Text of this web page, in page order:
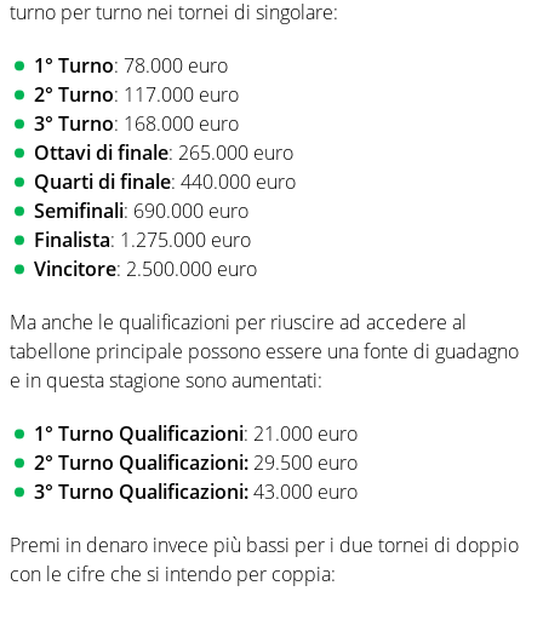
turno per turno nei tornei di singolare:
1° Turno: 78.000 euro
2° Turno: 117.000 euro
3° Turno: 168.000 euro
Ottavi di finale: 265.000 euro
Quarti di finale: 440.000 euro
Semifinali: 690.000 euro
Finalista: 1.275.000 euro
Vincitore: 2.500.000 euro
Ma anche le qualificazioni per riuscire ad accedere al
tabellone principale possono essere una fonte di guadagno
e in questa stagione sono aumentati:
1° Turno Qualificazioni: 21.000 euro
2° Turno Qualificazioni: 29.500 euro
3° Turno Qualificazioni:43.000 euro
Premi in denaro invece più bassi per i due tornei di doppio
con le cifre che si intendo per coppia: